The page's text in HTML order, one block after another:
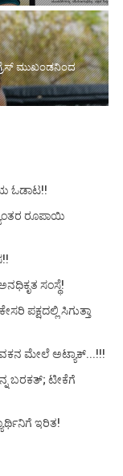
ಮುಖಂಡನಿಂದ
ಓಡಾಟ!!
ರೂಪಾಯಿ
ಸಂಸ್ಥೆ!
ಪಕ್ಷದಲ್ಲಿ ಸಿಗುತ್ತಾ
ಮೇಲೆ ಅಟ್ಯಾಕ್...!!!
ಬರಕತ್; ಟೀಕೆಗೆ
ಇರಿತ!